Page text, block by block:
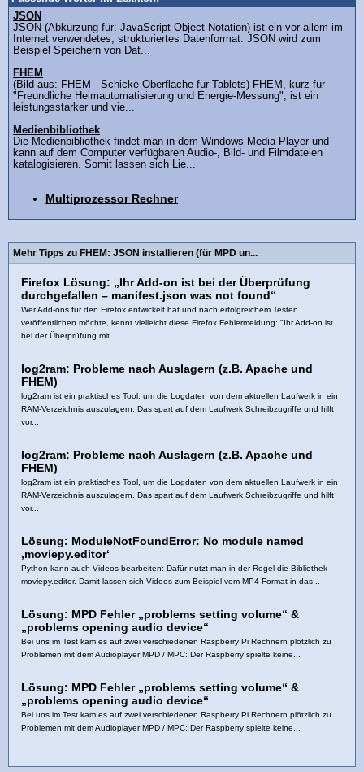
JSON
JSON (Abkürzung für: JavaScript Object Notation) ist ein vor allem im
Internet verwendetes, strukturiertes Datenformat: JSON wird zum
Beispiel Speichern von Dat...
FHEM
(Bild aus: FHEM - Schicke Oberfläche für Tablets) FHEM, kurz für
"Freundliche Heimautomatisierung und Energie-Messung", ist ein
leistungsstarker und vie...
Medienbibliothek
Die Medienbibliothek findet man in dem Windows Media Player und
kann auf dem Computer verfügbaren Audio-, Bild- und Filmdateien
katalogisieren. Somit lassen sich Lie...
Multiprozessor Rechner
Mehr Tipps zu FHEM: JSON installieren (für MPD un...
Firefox Lösung: „Ihr Add-on ist bei der Überprüfung
durchgefallen – manifest.json was not found“
Wer Add-ons für den Firefox entwickelt hat und nach erfolgreichem Testen
veröffentlichen möchte, kennt vielleicht diese Firefox Fehlermeldung: "Ihr Add-on ist
bei der Überprüfung mit...
log2ram: Probleme nach Auslagern (z.B. Apache und
FHEM)
log2ram ist ein praktisches Tool, um die Logdaten von dem aktuellen Laufwerk in ein
RAM-Verzeichnis auszulagern. Das spart auf dem Laufwerk Schreibzugriffe und hilft
vor...
log2ram: Probleme nach Auslagern (z.B. Apache und
FHEM)
log2ram ist ein praktisches Tool, um die Logdaten von dem aktuellen Laufwerk in ein
RAM-Verzeichnis auszulagern. Das spart auf dem Laufwerk Schreibzugriffe und hilft
vor...
Lösung: ModuleNotFoundError: No module named
‚moviepy.editor‘
Python kann auch Videos bearbeiten: Dafür nutzt man in der Regel die Bibliothek
moviepy.editor. Damit lassen sich Videos zum Beispiel vom MP4 Format in das...
Lösung: MPD Fehler „problems setting volume“ &
„problems opening audio device“
Bei uns im Test kam es auf zwei verschiedenen Raspberry Pi Rechnern plötzlich zu
Problemen mit dem Audioplayer MPD / MPC: Der Raspberry spielte keine...
Lösung: MPD Fehler „problems setting volume“ &
„problems opening audio device“
Bei uns im Test kam es auf zwei verschiedenen Raspberry Pi Rechnern plötzlich zu
Problemen mit dem Audioplayer MPD / MPC: Der Raspberry spielte keine...